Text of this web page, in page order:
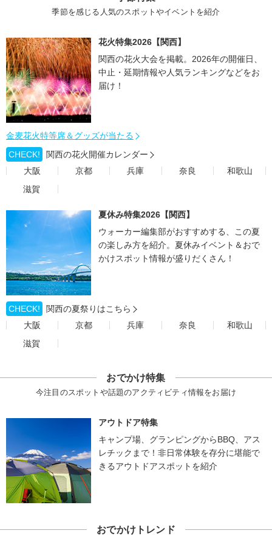
季節を感じる人気のスポットやイベントを紹介
花火特集2026【関西】
関西の花火大会を掲載。2026年の開催日、
中止・延期情報や人気ランキングなどをお
届け！
金麦花火特等席＆グッズが当たる
CHECK!
関西の花火開催カレンダー
大阪
京都 兵庫 奈良
和歌山
滋賀
夏休み特集2026【関西】
ウォーカー編集部がおすすめする、この夏
の楽しみ方を紹介。夏休みイベント＆おで
かけスポット情報が盛りだくさん！
CHECK!
関西の夏祭りはこちら
大阪
京都 兵庫 奈良
和歌山
滋賀
おでかけ特集
今注目のスポットや話題のアクティビティ情報をお届け
アウトドア特集
キャンプ場、グランピングからBBQ、アス
レチックまで！非日常体験を存分に堪能で
きるアウトドアスポットを紹介
おでかけトレンド